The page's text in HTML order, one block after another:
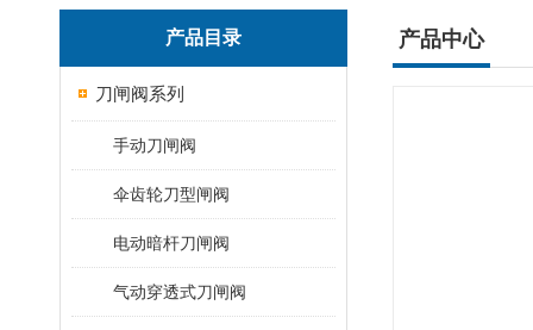
产品目录
刀闸阀系列
手动刀闸阀
伞齿轮刀型闸阀
电动暗杆刀闸阀
气动穿透式刀闸阀
产品中心